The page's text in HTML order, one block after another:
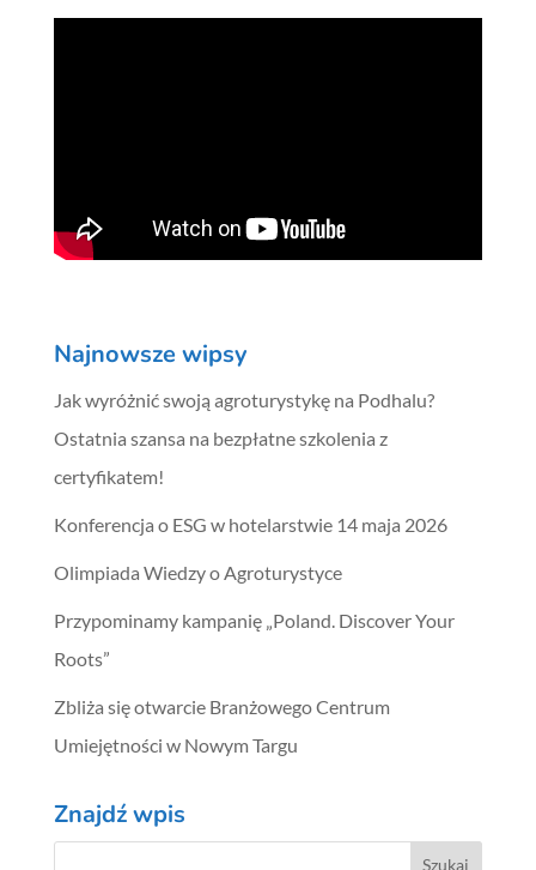
Najnowsze wipsy
Jak wyróżnić swoją agroturystykę na Podhalu?
Ostatnia szansa na bezpłatne szkolenia z
certyfikatem!
Konferencja o ESG w hotelarstwie 14 maja 2026
Olimpiada Wiedzy o Agroturystyce
Przypominamy kampanię „Poland. Discover Your
Roots”
Zbliża się otwarcie Branżowego Centrum
Umiejętności w Nowym Targu
Znajdź wpis